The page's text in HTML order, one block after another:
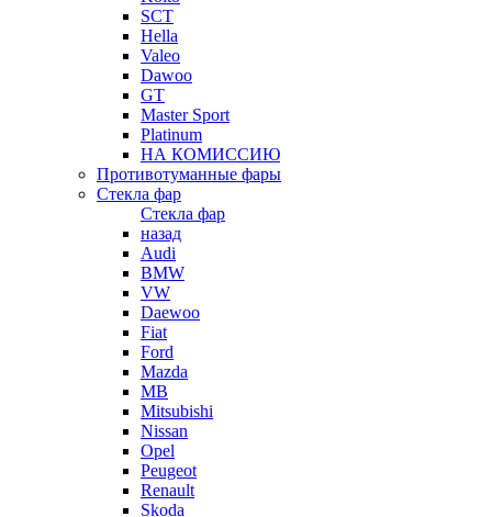
SCT
Hella
Valeo
Dawoo
GT
Master Sport
Platinum
НА КОМИССИЮ
Противотуманные фары
Стекла фар
Стекла фар
назад
Audi
BMW
VW
Daewoo
Fiat
Ford
Mazda
MB
Mitsubishi
Nissan
Opel
Peugeot
Renault
Skoda